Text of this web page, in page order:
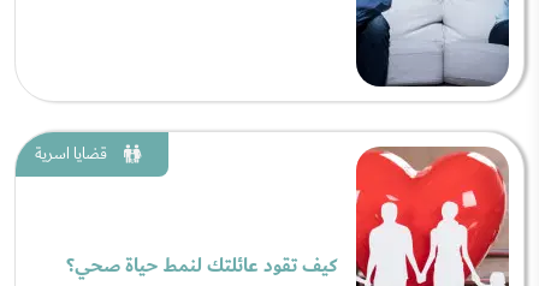
قضايا اسرية
كيف تقود عائلتك لنمط حياة صحي؟